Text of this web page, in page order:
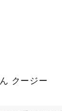
クージー